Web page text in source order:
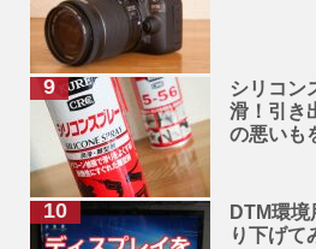
シリコン
滑！引き
の悪いも
DTM環
り下げて